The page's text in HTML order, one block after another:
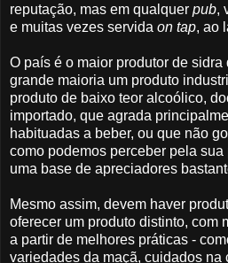
reputação, mas em qualquer pub,
e muitas vezes servida on tap, ao
O país é o maior produtor de sidra
grande maioria um produto
produto de baixo teor alcoólico,
importado, que agrada
habituadas a beber, ou que não
como podemos perceber pela
uma base de apreciadores
Mesmo assim, devem haver
oferecer um produto distinto, com
a partir de melhores práticas -
variedades da maçã, cuidados na